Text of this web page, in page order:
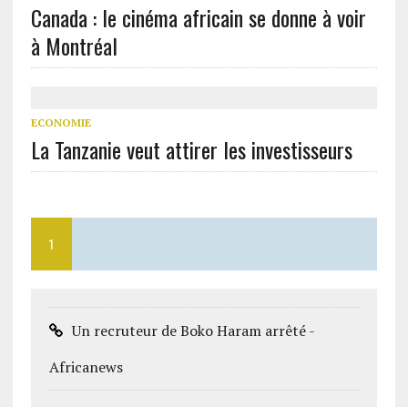
Canada : le cinéma africain se donne à voir
à Montréal
ECONOMIE
La Tanzanie veut attirer les investisseurs
1
Un recruteur de Boko Haram arrêté -
Africanews